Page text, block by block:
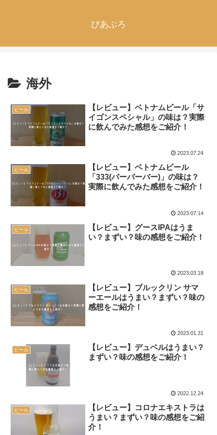
びあぶろ
海外
ビール
【レビュー】ベトナムビール「サ
イゴンスペシャル」の味は？実際
に飲んでみた感想をご紹介！
2023.07.24
ビール
【レビュー】ベトナムビール
「333(バーバーバー)」の味は？
実際に飲んでみた感想をご紹介！
2023.07.14
ビール
【レビュー】グースIPAはうま
い？まずい？味の感想をご紹介！
2023.03.18
ビール
【レビュー】ブルックリン サマ
ーエールはうまい？まずい？味の
感想をご紹介！
2023.01.31
ビール
【レビュー】デュベルはうまい？
まずい？味の感想をご紹介！
2022.12.24
ビール
【レビュー】コロナエキストラは
うまい？まずい？味の感想をご紹
介！